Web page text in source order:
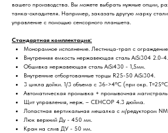
вашего производства. Вы можете выбрать нужные опции,
танка-охладителя. Например, заказать другую марку
управление с помощью сенсорного планшета.
Стандартная комплектация:
Монорамное исполнение. Лестница-трап с
Внутренняя емкость нержавеющая сталь AiSi304 2.0-
Обшивка нержавеющая сталь AiSi430 - 1,5мм.
Внутренние отбортованные торцы R25-50 AiSi304.
3 цикла дойки. 1/3 объема с 36->4°С (при окр.
Автоматическая промывка + промывочная магистраль
Щит управления, нерж. – СЕНСОР 4.3 дюйма.
Лопастная вертикальная мешалка с м/редуктором
Люк верхний Ду - 450 мм.
Кран на слив ДУ - 50 мм.